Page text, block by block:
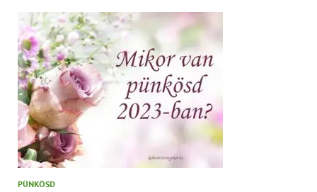
PÜNKÖSD